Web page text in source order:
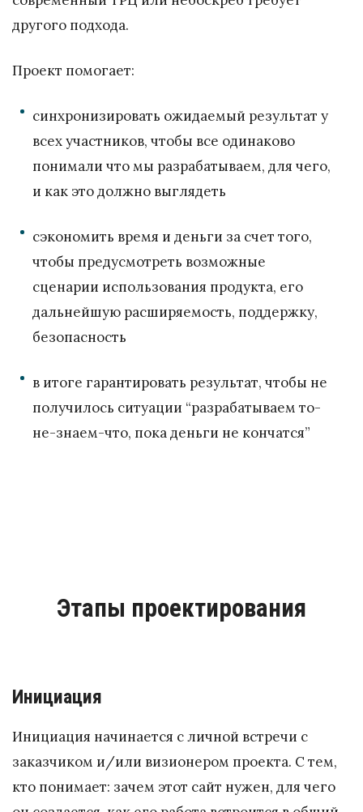
другого подхода.
Проект помогает:
синхронизировать ожидаемый результат у
всех участников, чтобы все одинаково
понимали что мы разрабатываем, для чего,
и как это должно выглядеть
сэкономить время и деньги за счет того,
чтобы предусмотреть возможные
сценарии использования продукта, его
дальнейшую расширяемость, поддержку,
безопасность
в итоге гарантировать результат, чтобы не
получилось ситуации “разрабатываем то-
не-знаем-что, пока деньги не кончатся”
Этапы проектирования
Инициация
Инициация начинается с личной встречи с
заказчиком и/или визионером проекта. С тем,
кто понимает: зачем этот сайт нужен, для чего